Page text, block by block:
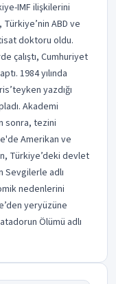
IMF ilişkilerini
Türkiye’nin ABD ve
doktoru oldu.
çalıştı, Cumhuriyet
1984 yılında
yazdığı
Akademi
sonra, tezini
Amerikan ve
Türkiye’deki devlet
Sevgilerle adlı
nedenlerini
yeryüzüne
Ölümü adlı